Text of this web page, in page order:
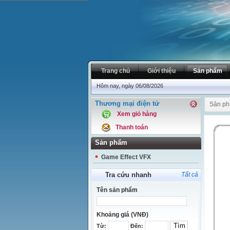
Trang chủ Giới thiệu Sản phẩm
Hôm nay, ngày 06/08/2026
Thương mại điện tử
Xem giỏ hàng
Thanh toán
Sản phẩm
Game Effect VFX
Tra cứu nhanh Tất cả
Tên sản phẩm
Khoảng giá (VNĐ)
Từ: Đến:
Sản